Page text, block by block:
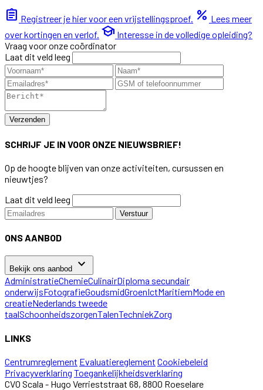
assignment Registreer je hier voor een vrijstellingsproef. percent Lees meer
over kortingen en verlof. school Interesse in de volledige opleiding?
Vraag voor onze coördinator
Laat dit veld leeg
Verzenden
SCHRIJF JE IN VOOR ONZE NIEUWSBRIEF!
Op de hoogte blijven van onze activiteiten, cursussen en
nieuwtjes?
Laat dit veld leeg
Verstuur
ONS AANBOD
Bekijk ons aanbod keyboard_arrow_down
AdministratieChemieCulinairDiploma secundair
onderwijsFotografieGoudsmidGroenIctMaritiemMode en
creatieNederlands tweede
taalSchoonheidszorgenTalenTechniekZorg
LINKS
Centrumreglement Evaluatiereglement Cookiebeleid
Privacyverklaring Toegankelijkheidsverklaring
CVO Scala - Hugo Verrieststraat 68, 8800 Roeselare